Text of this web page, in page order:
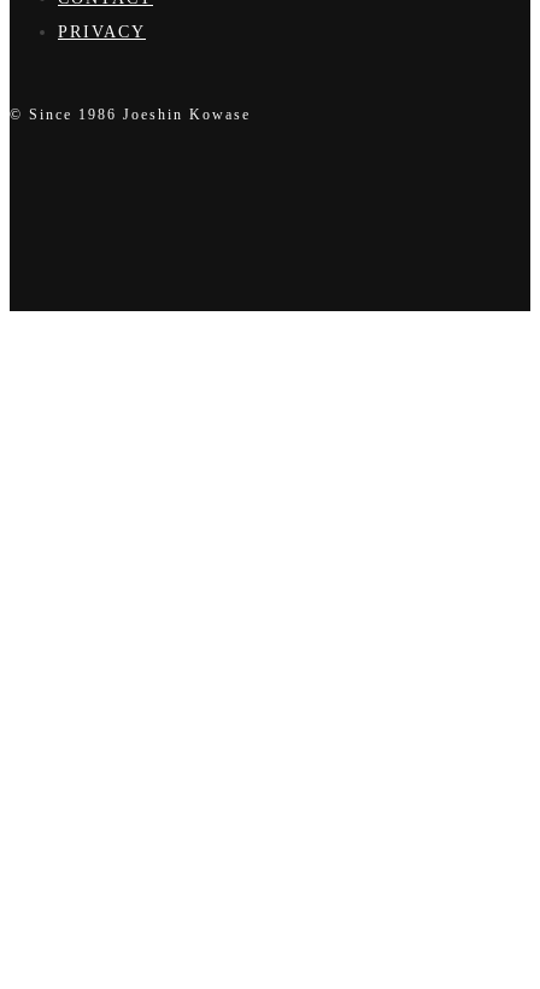
PRIVACY
© Since 1986 Joeshin Kowase